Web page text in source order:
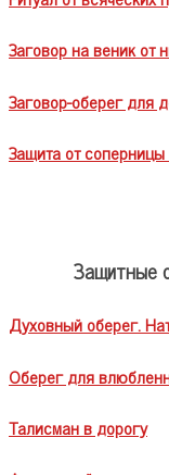
Заговор на веник от
Заговор-оберег для
Защита от
Защитные
Духовный оберег.
Оберег для
Талисман в дорогу